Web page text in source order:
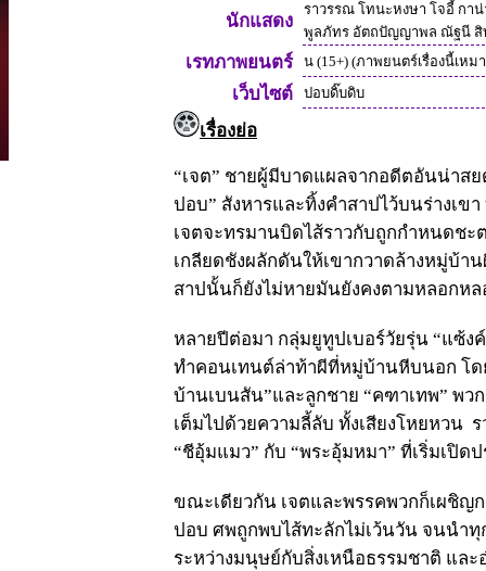
นักแสดง
ราวรรณ โทนะหงษา โจอี้ กา
พูลภัทร อัตถปัญญาพล ณัฐนี สิ
เรทภาพยนตร์ น (15+) (ภาพยนตร์เรื่องนี้เห
เว็บไซต์ ปอบดิ๊บดิบ
เรื่องย่อ
“เจต” ชายผู้มีบาดแผลจากอดีตอันน่าสย
ปอบ” สังหารและทิ้งคำสาปไว้บนร่างเข
เจตจะทรมานบิดไส้ราวกับถูกกำหนดชะ
เกลียดชังผลักดันให้เขากวาดล้างหมู่บ้
สาปนั้นก็ยังไม่หายมันยังคงตามหลอกห
หลายปีต่อมา กลุ่มยูทูปเบอร์วัยรุ่น “แซ้ง
ทำคอนเทนต์ล่าท้าผีที่หมู่บ้านหีบนอก โ
บ้านเบนสัน”และลูกชาย “คฑาเทพ” พว
เต็มไปด้วยความลี้ลับ ทั้งเสียงโหยหวน
“ชีอุ้มแมว” กับ “พระอุ้มหมา” ที่เริ่มเปิด
ขณะเดียวกัน เจตและพรรคพวกก็เผชิญ
ปอบ ศพถูกพบไส้ทะลักไม่เว้นวัน จนนำทุ
ระหว่างมนุษย์กับสิ่งเหนือธรรมชาติ แล